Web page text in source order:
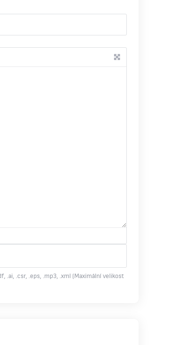
.ai, .csr, .eps, .mp3, .xml (Maximální velikost